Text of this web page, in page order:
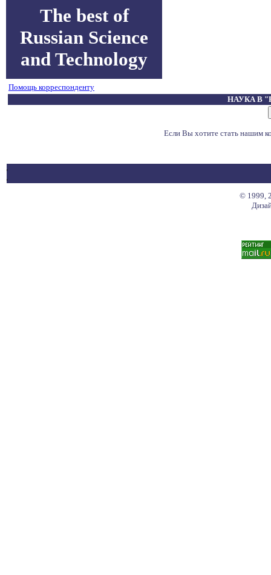
The best of
Russian Science
and Technology
Помощь корреспонденту
НАУКА В
Если Вы хотите стать нашим
© 1999,